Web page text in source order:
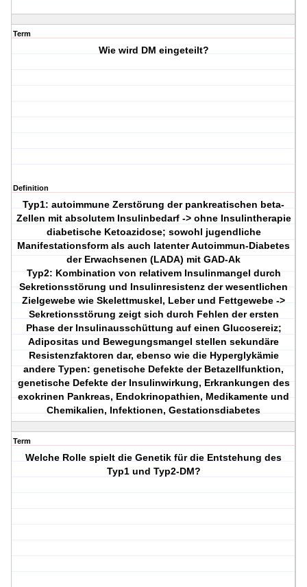
Term
Wie wird DM eingeteilt?
Definition
Typ1: autoimmune Zerstörung der pankreatischen beta-
Zellen mit absolutem Insulinbedarf -> ohne Insulintherapie
diabetische Ketoazidose; sowohl jugendliche
Manifestationsform als auch latenter Autoimmun-Diabetes
der Erwachsenen (LADA) mit GAD-Ak
Typ2: Kombination von relativem Insulinmangel durch
Sekretionsstörung und Insulinresistenz der wesentlichen
Zielgewebe wie Skelettmuskel, Leber und Fettgewebe ->
Sekretionsstörung zeigt sich durch Fehlen der ersten
Phase der Insulinausschüttung auf einen Glucosereiz;
Adipositas und Bewegungsmangel stellen sekundäre
Resistenzfaktoren dar, ebenso wie die Hyperglykämie
andere Typen: genetische Defekte der Betazellfunktion,
genetische Defekte der Insulinwirkung, Erkrankungen des
exokrinen Pankreas, Endokrinopathien, Medikamente und
Chemikalien, Infektionen, Gestationsdiabetes
Term
Welche Rolle spielt die Genetik für die Entstehung des
Typ1 und Typ2-DM?